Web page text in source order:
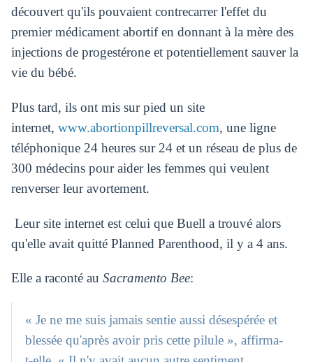
découvert qu'ils pouvaient contrecarrer l'effet du
premier médicament abortif en donnant à la mère des
injections de progestérone et potentiellement sauver la
vie du bébé.
Plus tard, ils ont mis sur pied un site
internet, www.abortionpillreversal.com, une ligne
téléphonique 24 heures sur 24 et un réseau de plus de
300 médecins pour aider les femmes qui veulent
renverser leur avortement.
Leur site internet est celui que Buell a trouvé alors
qu'elle avait quitté Planned Parenthood, il y a 4 ans.
Elle a raconté au Sacramento Bee:
« Je ne me suis jamais sentie aussi désespérée et
blessée qu'après avoir pris cette pilule », affirma-